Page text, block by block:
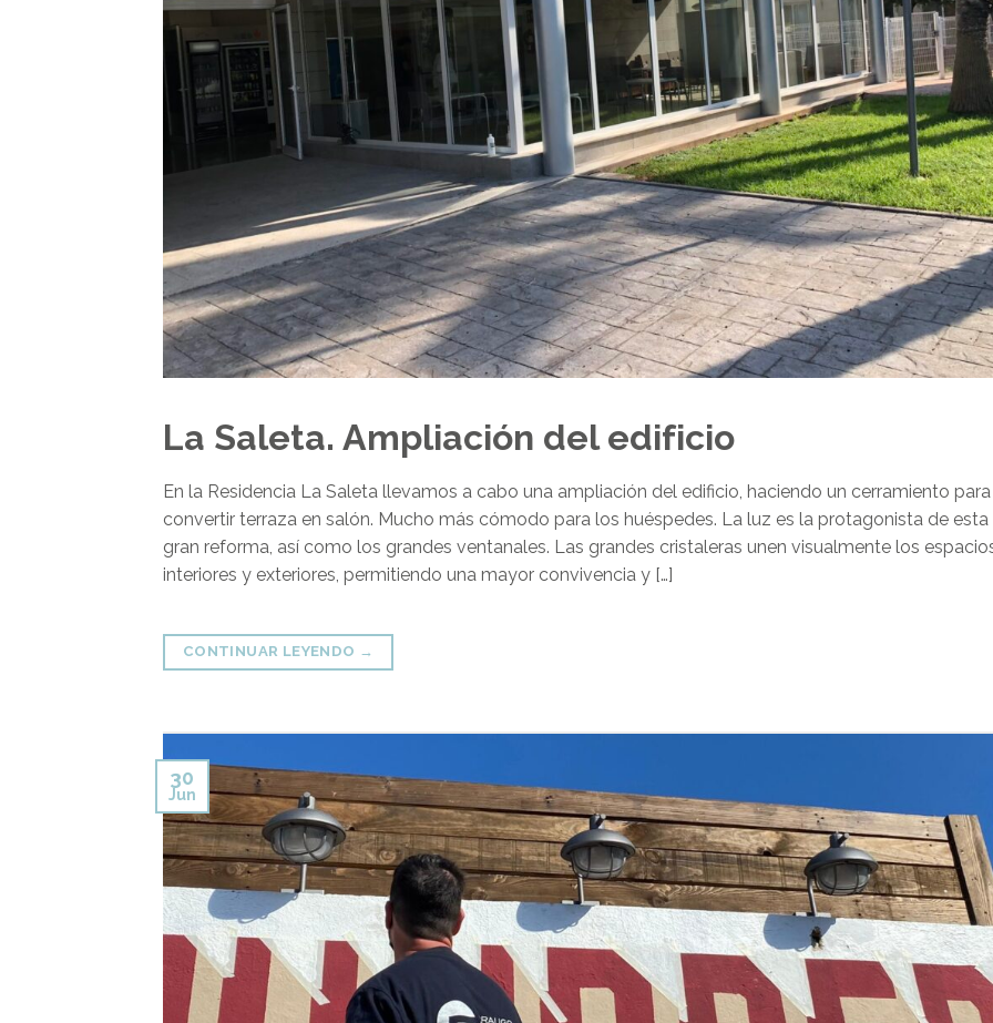
La Saleta. Ampliación del edificio
En la Residencia La Saleta llevamos a cabo una ampliación del edificio, haciendo un cerramiento para
convertir terraza en salón. Mucho más cómodo para los huéspedes. La luz es la protagonista de esta
gran reforma, así como los grandes ventanales. Las grandes cristaleras unen visualmente los
interiores y exteriores, permitiendo una mayor convivencia y […]
CONTINUAR LEYENDO →
30
Jun